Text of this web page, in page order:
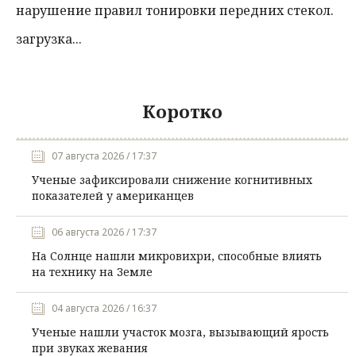
нарушение правил тонировки передних стекол.
загрузка...
Коротко
07 августа 2026 / 17:37
Ученые зафиксировали снижение когнитивных
показателей у американцев
06 августа 2026 / 17:37
На Солнце нашли микровихри, способные влиять
на технику на Земле
04 августа 2026 / 16:37
Ученые нашли участок мозга, вызывающий ярость
при звуках жевания